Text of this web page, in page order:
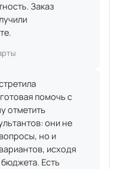
Заказ
помочь с
отметить
они не
но и
исходя
Есть